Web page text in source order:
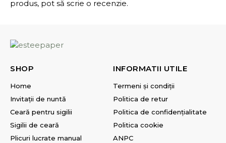
produs, pot să scrie o recenzie.
SHOP
Home
Invitații de nuntă
Ceară pentru sigilii
Sigilii de ceară
Plicuri lucrate manual
INFORMATII UTILE
Termeni și condiții
Politica de retur
Politica de confidențialitate
Politica cookie
ANPC